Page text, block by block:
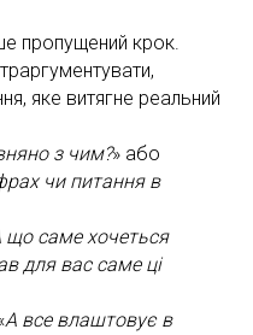
пропущений крок.
яке витягне реальний
з чим?» або
чи питання в
що саме хочеться
для вас саме ці
А все влаштовує в